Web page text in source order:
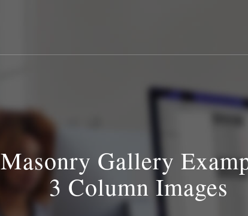
Masonry Gallery
3 Column Images